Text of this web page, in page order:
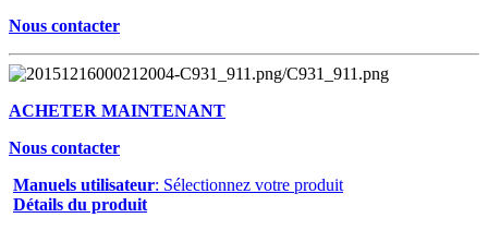
Nous contacter
ACHETER MAINTENANT
Nous contacter
Manuels utilisateur: Sélectionnez votre produit
Détails du produit